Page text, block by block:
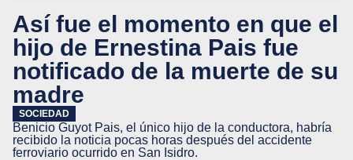
Así fue el momento en que el
hijo de Ernestina Pais fue
notificado de la muerte de su
madre
SOCIEDAD
Benicio Guyot Pais, el único hijo de la conductora, habría
recibido la noticia pocas horas después del accidente
ferroviario ocurrido en San Isidro.